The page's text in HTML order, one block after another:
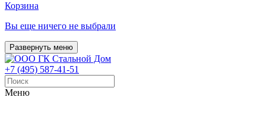
Корзина
Вы еще ничего не выбрали
Развернуть меню
+7 (495) 587-41-51
Меню